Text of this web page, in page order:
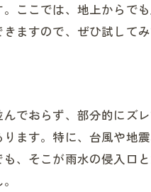
ここでは、地上からで
ますので、ぜひ試してみ
でおらず、部分的にズ
ます。特に、台風や地
、そこが雨水の侵入口